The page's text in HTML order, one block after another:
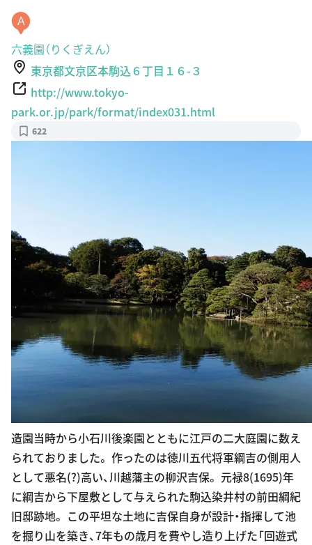
A
六義園（りくぎえん）
東京都文京区本駒込６丁目１６-３
http://www.tokyo-
park.or.jp/park/format/index031.html
622
造園当時から小石川後楽園とともに江戸の二大庭園に数え
られておりました。 作ったのは徳川五代将軍綱吉の側用人
として悪名(?)高い、川越藩主の柳沢吉保。 元禄8(1695)年
に綱吉から下屋敷として与えられた駒込染井村の前田綱紀
旧邸跡地。 この平坦な土地に吉保自身が設計・指揮して池
を掘り山を築き、7年もの歳月を費やし造り上げた「回遊式